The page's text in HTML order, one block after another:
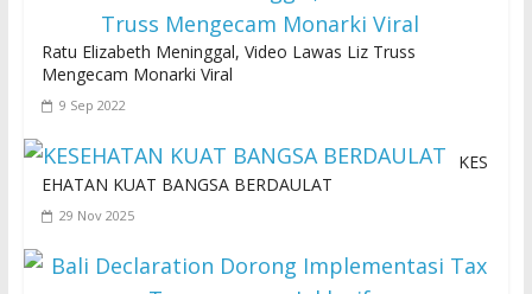
Ratu Elizabeth Meninggal, Video Lawas Liz Truss
Mengecam Monarki Viral
9 Sep 2022
KES
EHATAN KUAT BANGSA BERDAULAT
29 Nov 2025